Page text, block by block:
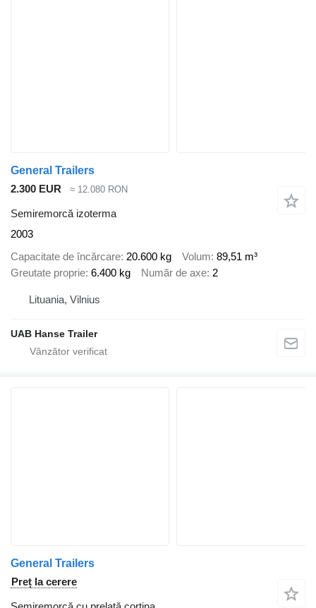
General Trailers
2.300 EUR
≈ 12.080 RON
Semiremorcă izoterma
2003
Capacitate de încărcare 20.600 kg Volum 89,51 m³
Greutate proprie 6.400 kg Număr de axe 2
Lituania, Vilnius
UAB Hanse Trailer
General Trailers
Preț la cerere